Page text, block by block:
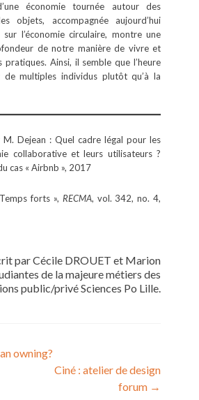
économie tournée autour des
objets, accompagnée aujourd’hui
l’économie circulaire, montre une
de notre manière de vivre et
Ainsi, il semble que l’heure
de multiples individus plutôt qu’à la
Dejean : Quel cadre légal pour les
collaborative et leurs utilisateurs ?
cas « Airbnb », 2017
forts », RECMA, vol. 342, no. 4,
par Cécile DROUET et Marion
de la majeure métiers des
public/privé Sciences Po Lille.
owning?
Ciné : atelier de design
forum →